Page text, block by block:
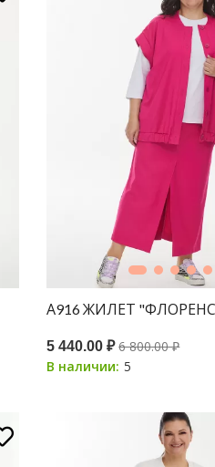
А916 ЖИЛЕТ
5 440.00 ₽6 800.00 ₽
В наличии: 5